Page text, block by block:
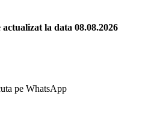
la data 08.08.2026
pe WhatsApp